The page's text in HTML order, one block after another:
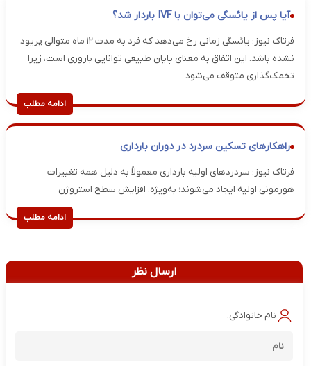
آیا پس از یائسگی می‌توان با IVF باردار شد؟
فرتاک نیوز: یائسگی زمانی رخ می‌دهد که فرد به مدت ۱۲ ماه متوالی پریود
نشده باشد. این اتفاق به معنای پایان طبیعی توانایی باروری است، زیرا
تخمک‌گذاری متوقف می‌شود.
ادامه مطلب
راهکارهای تسکین سردرد در دوران بارداری
فرتاک نیوز: سردردهای اولیه بارداری معمولاً به دلیل همه تغییرات
هورمونی اولیه ایجاد می‌شوند؛ به‌ویژه، افزایش سطح استروژن
ادامه مطلب
ارسال نظر
نام خانوادگی: